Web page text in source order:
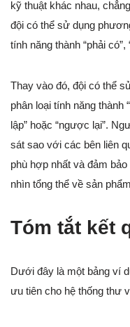
kỹ thuật khác nhau,
đội có thể sử dụng
tính năng thành “phải có”,
Thay vào đó, đội có thể
phân loại tính năng thành
lập” hoặc “ngược lại”.
sát sao với các bên liên
phù hợp nhất và đảm
nhìn tổng thể về sản
Tóm tắt kết
Dưới đây là một bảng ví
ưu tiên cho hệ thống thư